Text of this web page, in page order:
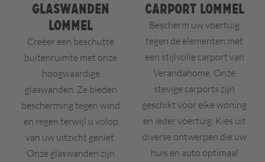
Glaswanden
Lommel
Creëer een beschutte
buitenruimte met onze
hoogwaardige
glaswanden. Ze bieden
bescherming tegen wind
en regen terwijl u volop
van uw uitzicht geniet.
Onze glaswanden zijn
Carport Lommel
Bescherm uw voertuig
tegen de elementen met
een stijlvolle carport van
Verandahome. Onze
stevige carports zijn
geschikt voor elke woning
en ieder voertuig. Kies uit
diverse ontwerpen die uw
huis en auto optimaal